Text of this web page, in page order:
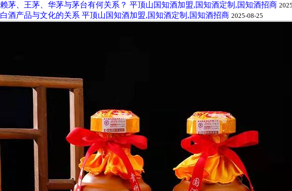
赖茅、王茅、华茅与茅台有何关系？ 平顶山国知酒加盟,国知酒定制,国知酒招商
白酒产品与文化的关系 平顶山国知酒加盟,国知酒定制,国知酒招商 2025-08-25